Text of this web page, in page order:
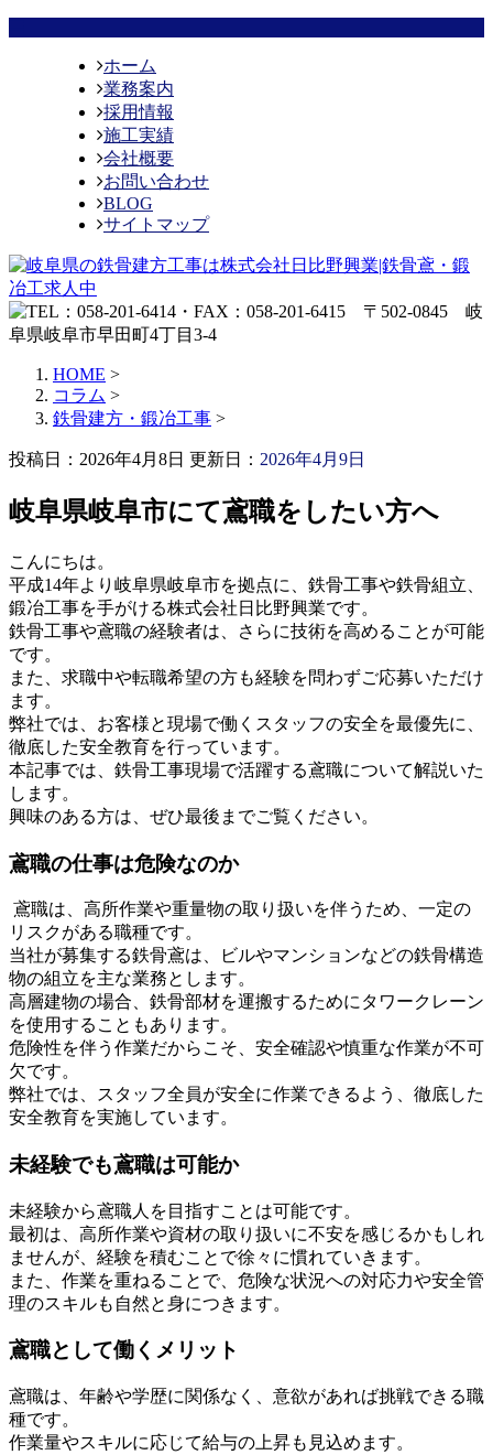
ホーム
業務案内
採用情報
施工実績
会社概要
お問い合わせ
BLOG
サイトマップ
HOME >
コラム >
鉄骨建方・鍛冶工事 >
投稿日：2026年4月8日 更新日： 2026年4月9日
岐阜県岐阜市にて鳶職をしたい方へ
こんにちは。
平成14年より岐阜県岐阜市を拠点に、鉄骨工事や鉄骨組立、
鍛冶工事を手がける株式会社日比野興業です。
鉄骨工事や鳶職の経験者は、さらに技術を高めることが可能
です。
また、求職中や転職希望の方も経験を問わずご応募いただけ
ます。
弊社では、お客様と現場で働くスタッフの安全を最優先に、
徹底した安全教育を行っています。
本記事では、鉄骨工事現場で活躍する鳶職について解説いた
します。
興味のある方は、ぜひ最後までご覧ください。
鳶職の仕事は危険なのか
鳶職は、高所作業や重量物の取り扱いを伴うため、一定の
リスクがある職種です。
当社が募集する鉄骨鳶は、ビルやマンションなどの鉄骨構造
物の組立を主な業務とします。
高層建物の場合、鉄骨部材を運搬するためにタワークレーン
を使用することもあります。
危険性を伴う作業だからこそ、安全確認や慎重な作業が不可
欠です。
弊社では、スタッフ全員が安全に作業できるよう、徹底した
安全教育を実施しています。
未経験でも鳶職は可能か
未経験から鳶職人を目指すことは可能です。
最初は、高所作業や資材の取り扱いに不安を感じるかもしれ
ませんが、経験を積むことで徐々に慣れていきます。
また、作業を重ねることで、危険な状況への対応力や安全管
理のスキルも自然と身につきます。
鳶職として働くメリット
鳶職は、年齢や学歴に関係なく、意欲があれば挑戦できる職
種です。
作業量やスキルに応じて給与の上昇も見込めます。